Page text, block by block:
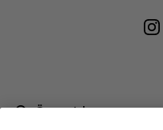
Österreich